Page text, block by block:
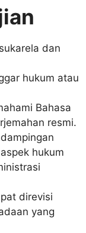
dan
hukum atau
Bahasa
resmi.
hukum
direvisi
yang